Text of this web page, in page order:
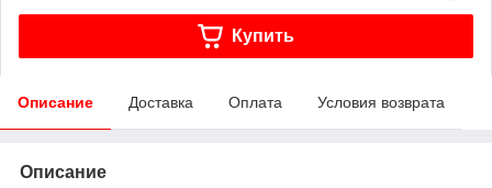
Купить
Описание Доставка Оплата Условия возврата
Описание